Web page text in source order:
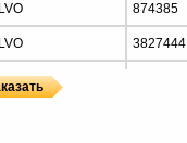
874385
3827444